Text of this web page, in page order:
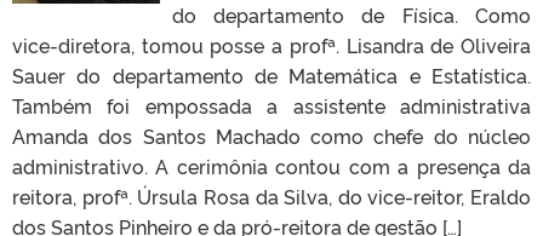
do departamento de Física. Como
vice-diretora, tomou posse a profª. Lisandra de Oliveira
Sauer do departamento de Matemática e Estatística.
Também foi empossada a assistente administrativa
Amanda dos Santos Machado como chefe do núcleo
administrativo. A cerimônia contou com a presença da
reitora, profª. Úrsula Rosa da Silva, do vice-reitor, Eraldo
dos Santos Pinheiro e da pró-reitora de gestão […]